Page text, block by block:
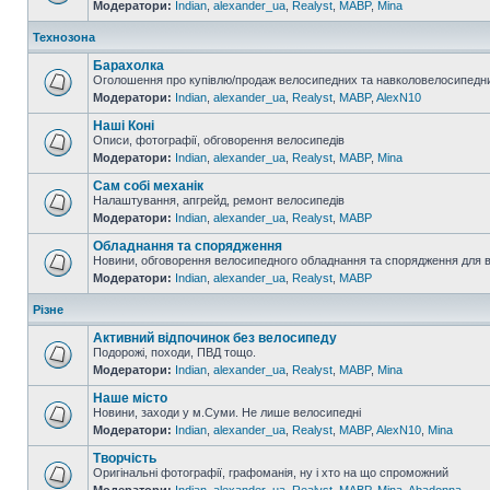
Модератори: Indian alexander_ua Realyst MABP, Mina
Технозона
Барахолка
Оголошення про купівлю/продаж велосипедних та
Модератори: Indian alexander_ua Realyst MABP, AlexN10
Наші Коні
Описи, фотографії, обговорення велосипедів
Модератори: Indian alexander_ua Realyst MABP, Mina
Сам собі механік
Налаштування, апгрейд, ремонт велосипедів
Модератори: Indian alexander_ua Realyst MABP
Обладнання та спорядження
Новини, обговорення велосипедного обладнання та спорядження для
Модератори: Indian alexander_ua Realyst MABP
Різне
Активний відпочинок без велосипеду
Подорожі, походи, ПВД тощо.
Модератори: Indian alexander_ua Realyst MABP, Mina
Наше місто
Новини, заходи у м.Суми. Не лише велосипедні
Модератори: Indian alexander_ua Realyst MABP, AlexN10 Mina
Творчість
Оригінальні фотографії, графоманія, ну і хто на що спроможний